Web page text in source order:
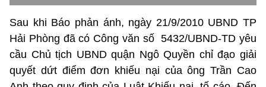
Sau khi Báo phản ánh, ngày 21/9/2010 UBND TP
Hải Phòng đã có Công văn số 5432/UBND-TD yêu
cầu Chủ tịch UBND quận Ngô Quyền chỉ đạo giải
quyết dứt điểm đơn khiếu nại của ông Trần Cao